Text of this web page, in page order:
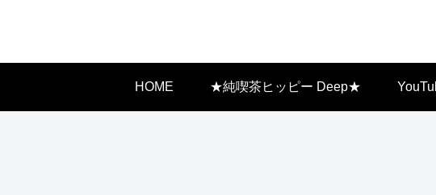
HOME ★純喫茶ヒッピー Deep★